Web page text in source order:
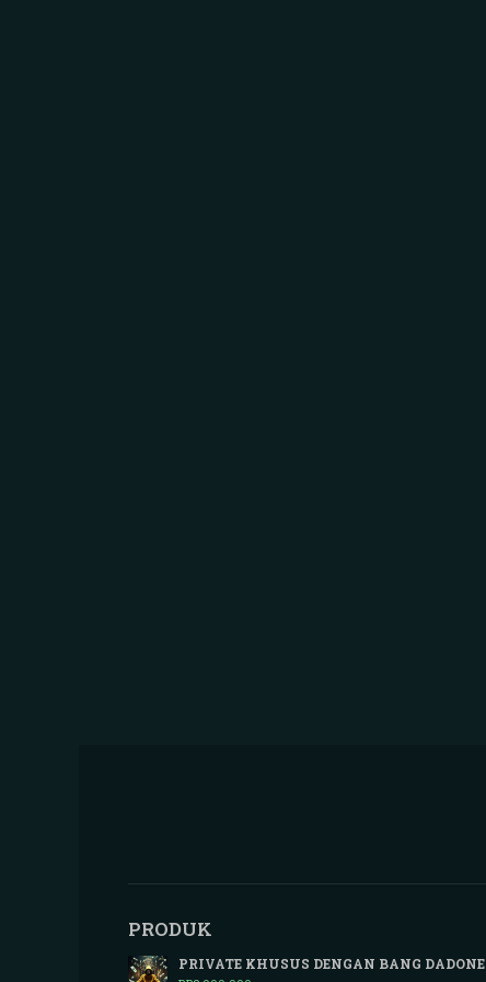
PRODUK
PRIVATE KHUSUS DENGAN BANG DADONE